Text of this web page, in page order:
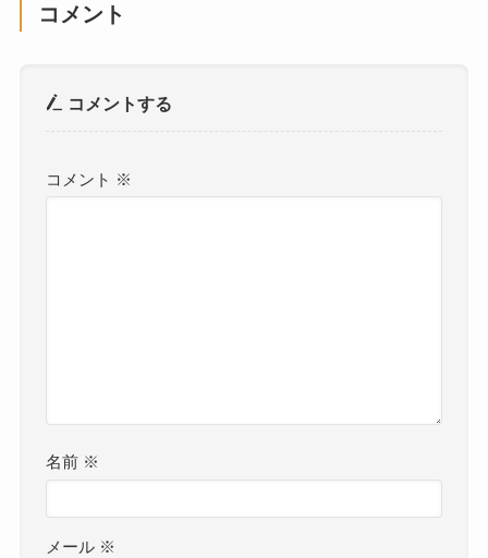
コメント
コメントする
コメント ※
名前 ※
メール ※